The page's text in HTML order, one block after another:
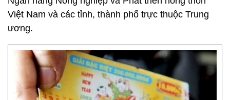
Việt Nam và các tỉnh, thành phố trực thuộc Trung
ương.